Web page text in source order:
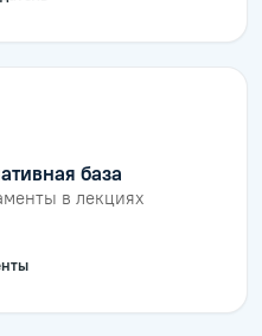
база
в лекциях